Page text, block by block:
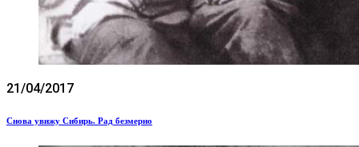
21/04/2017
Снова увижу Сибирь. Рад безмерно